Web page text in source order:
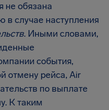
не обязана
в случае наступления
. Иными словами,
события,
отмену рейса, Air
по выплате
К таким